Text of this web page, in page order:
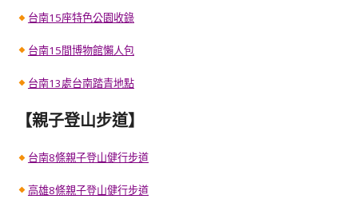
台南15座特色公園收錄
台南15間博物館懶人包
台南13處台南踏青地點
【親子登山步道】
台南8條親子登山健行步道
高雄8條親子登山健行步道